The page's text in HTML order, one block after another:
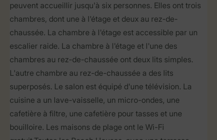
peuvent accueillir jusqu'à six personnes. Elles ont trois
chambres, dont une à l'étage et deux au rez-de-
chaussée. La chambre à l'étage est accessible par un
escalier raide. La chambre à l'étage et l'une des
chambres au rez-de-chaussée ont deux lits simples.
L'autre chambre au rez-de-chaussée a des lits
superposés. Le salon est équipé d'une télévision. La
cuisine a un lave-vaisselle, un micro-ondes, une
cafetière à filtre, une cafetière pour tasses et une
bouilloire. Les maisons de plage ont le Wi-Fi